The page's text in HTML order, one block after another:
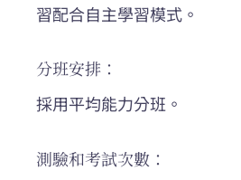
習配合自主學習模式。
分班安排：
採用平均能力分班。
測驗和考試次數：